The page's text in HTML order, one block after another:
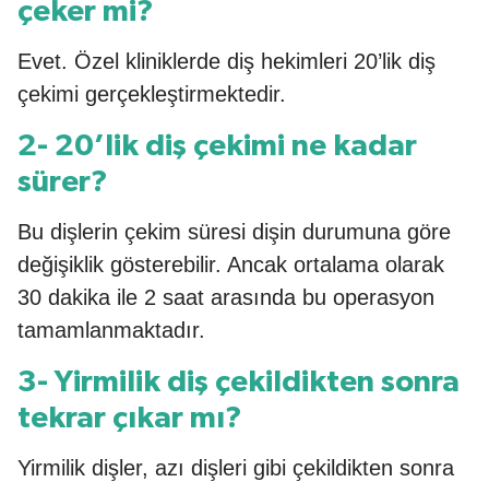
çeker mi?
Evet. Özel kliniklerde diş hekimleri 20’lik diş
çekimi gerçekleştirmektedir.
2- 20’lik diş çekimi ne kadar
sürer?
Bu dişlerin çekim süresi dişin durumuna göre
değişiklik gösterebilir. Ancak ortalama olarak
30 dakika ile 2 saat arasında bu operasyon
tamamlanmaktadır.
3- Yirmilik diş çekildikten sonra
tekrar çıkar mı?
Yirmilik dişler, azı dişleri gibi çekildikten sonra